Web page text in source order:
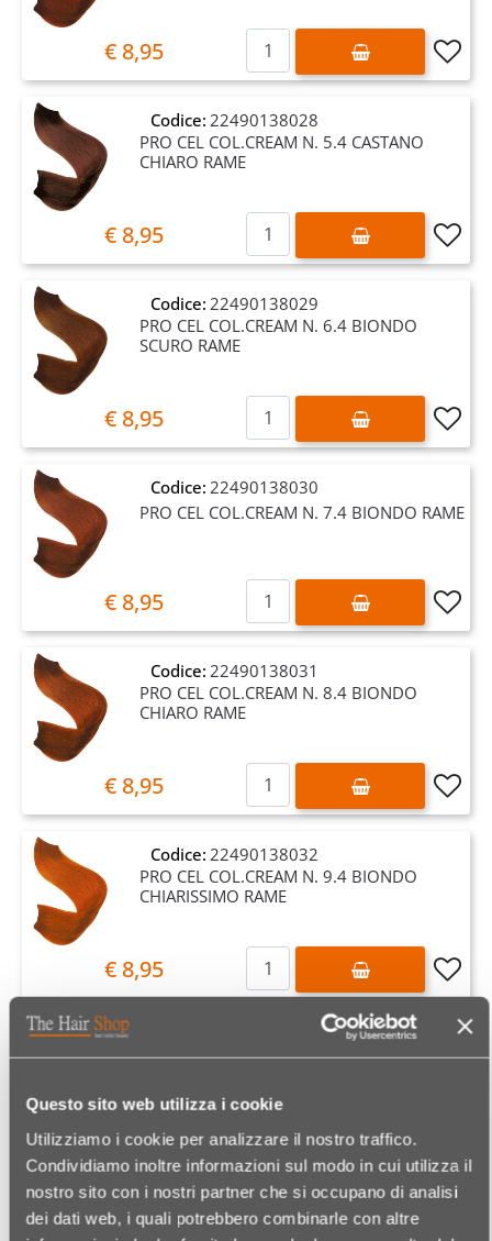
Questo sito web utilizza i cookie
Utilizziamo i cookie per analizzare il nostro traffico.
Condividiamo inoltre informazioni sul modo in cui utilizza il
nostro sito con i nostri partner che si occupano di analisi
dei dati web, i quali potrebbero combinarle con altre
€ 8,95 Quantità
Codice: 22490138028
PRO CEL COL.CREAM N. 5.4 CASTANO
CHIARO RAME
€ 8,95 Quantità
Codice: 22490138029
PRO CEL COL.CREAM N. 6.4 BIONDO
SCURO RAME
€ 8,95 Quantità
Codice: 22490138030
PRO CEL COL.CREAM N. 7.4 BIONDO RAME
€ 8,95 Quantità
Codice: 22490138031
PRO CEL COL.CREAM N. 8.4 BIONDO
CHIARO RAME
€ 8,95 Quantità
Codice: 22490138032
PRO CEL COL.CREAM N. 9.4 BIONDO
CHIARISSIMO RAME
€ 8,95 Quantità
PRO CEL COL.CREAM N. 6.66 BIONDO
€ 8,95 Quantità
Codice:22490138036